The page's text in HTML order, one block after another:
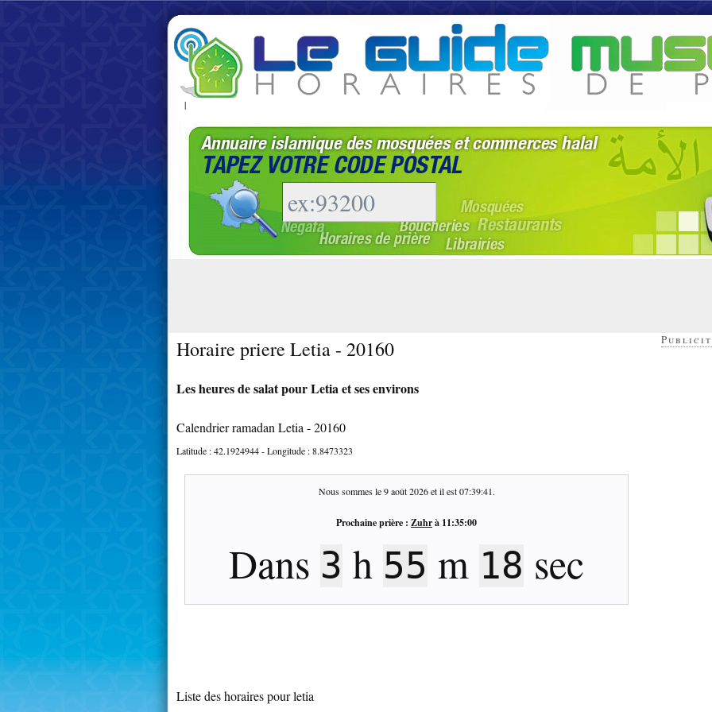
|
Horaire priere Letia - 20160
Les heures de salat pour Letia et ses environs
Calendrier ramadan Letia - 20160
Latitude :42.1924944- Longitude :8.8473323
Nous sommes le9 août 2026et il est07:39:42.
Prochaine prière : Zuhrà 11:35:00
Dans 3 h 55 m 17 sec
Liste des horaires pour letia